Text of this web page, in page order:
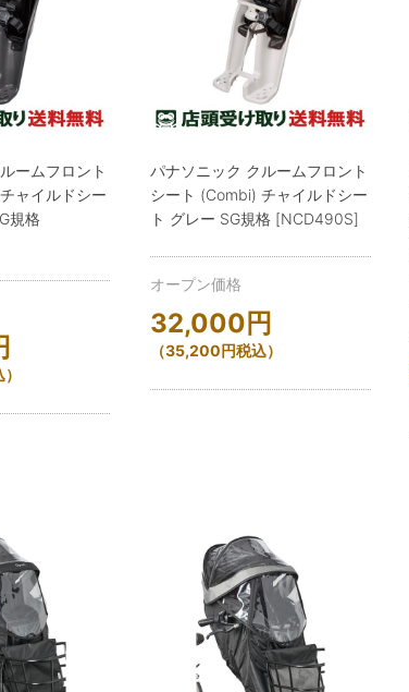
ームフロント
ャイルドシー
規格
パナソニック クルームフロント
シート (Combi) チャイルドシー
ト グレー SG規格 [NCD490S]
オープン価格
32,000 円
（35,200円税込）